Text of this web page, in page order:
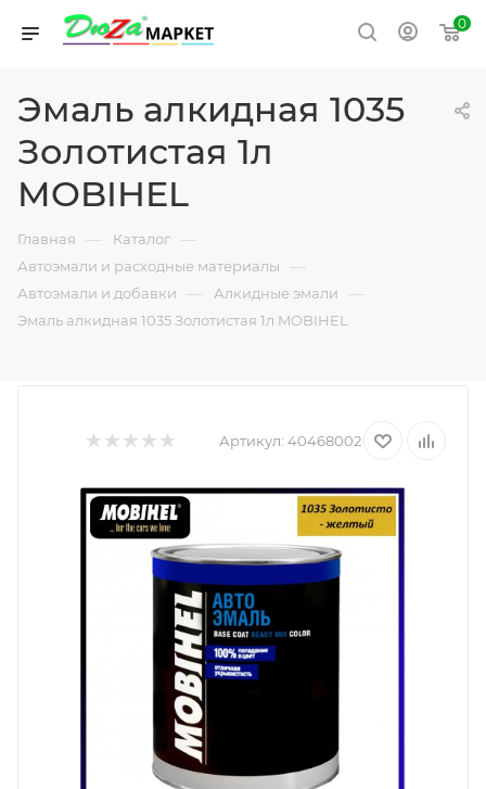
0
Эмаль алкидная 1035
Золотистая 1л
MOBIHEL
Главная — Каталог —
Автоэмали и расходные материалы —
Автоэмали и добавки — Алкидные эмали —
Эмаль алкидная 1035 Золотистая 1л MOBIHEL
Артикул: 40468002